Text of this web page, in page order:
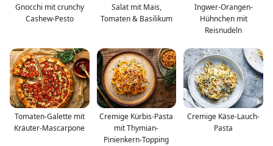
Gnocchi mit crunchy
Cashew-Pesto
Salat mit Mais,
Tomaten & Basilikum
Ingwer-Orangen-
Hühnchen mit
Reisnudeln
Tomaten-Galette mit
Kräuter-Mascarpone
Cremige Kürbis-Pasta
mit Thymian-
Pinienkern-Topping
Cremige Käse-Lauch-
Pasta